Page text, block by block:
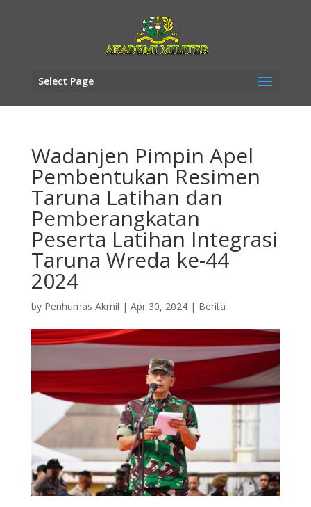
Select Page
Wadanjen Pimpin Apel
Pembentukan Resimen
Taruna Latihan dan
Pemberangkatan
Peserta Latihan Integrasi
Taruna Wreda ke-44
2024
by Penhumas Akmil | Apr 30, 2024| Berita